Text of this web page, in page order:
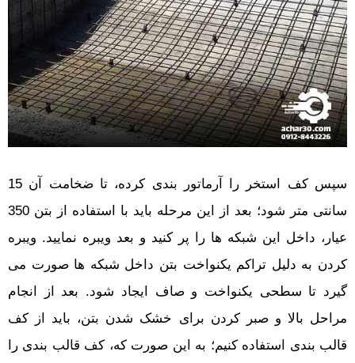
سپس کف استخر را آرماتور بندی کرده، تا ضخامت آن 15
سانتی متر شود؛ بعد از این مرحله باید با استفاده از بتن 350
عیار، داخل این شبکه ها را پر کنید و بعد ویبره نمایید. ویبره
کردن به دلیل تراکم یکنواخت بتن داخل شبکه ها صورت می
گیرد تا سطحی یکنواخت و صاف ایجاد شود. بعد از انجام
مراحل بالا و صبر کردن برای خشک شدن بتن، باید از کف
قالب بندی استفاده کنیم؛ به این صورت که، کف قالب بندی را